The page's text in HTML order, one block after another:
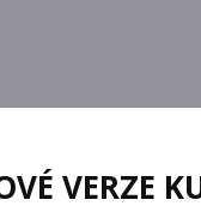
VERZE